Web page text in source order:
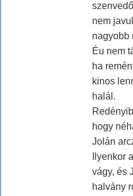
nem
nagyobb
Éu nem
ha
kinos
halál.
hogy
Jolán
Ilyenkor
vágy, és
halvány